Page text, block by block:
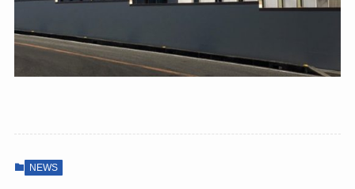
NEWS